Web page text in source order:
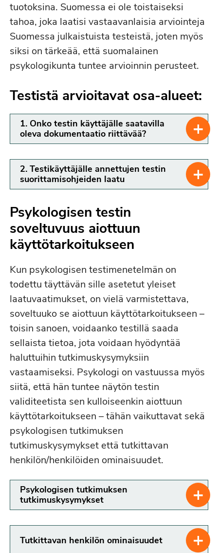
tuotoksina. Suomessa ei ole toistaiseksi
tahoa, joka laatisi vastaavanlaisia arviointeja
Suomessa julkaistuista testeistä, joten myös
siksi on tärkeää, että suomalainen
psykologikunta tuntee arvioinnin perusteet.
Testistä arvioitavat osa-alueet:
1. Onko testin käyttäjälle saatavilla
oleva dokumentaatio riittävää?
+
Käännös / adaptaatiotyö:
Standardointi:
2. Testikäyttäjälle annettujen testin
suorittamisohjeiden laatu
+
Testin esittämisohjeet:
Testin pisteytysohjeet:
Testinormien käyttöohjeet:
Psykologisen testin
soveltuvuus aiottuun
käyttötarkoitukseen
Kun psykologisen testimenetelmän on
todettu täyttävän sille asetetut yleiset
laatuvaatimukset, on vielä varmistettava,
soveltuuko se aiottuun käyttötarkoitukseen –
toisin sanoen, voidaanko testillä saada
sellaista tietoa, jota voidaan hyödyntää
haluttuihin tutkimuskysymyksiin
vastaamiseksi. Psykologi on vastuussa myös
siitä, että hän tuntee näytön testin
validiteetista sen kulloiseenkin aiottuun
käyttötarkoitukseen – tähän vaikuttavat sekä
psykologisen tutkimuksen
tutkimuskysymykset että tutkittavan
henkilön/henkilöiden ominaisuudet.
Psykologisen tutkimuksen
tutkimuskysymykset
+
Tutkittavan henkilön ominaisuudet +